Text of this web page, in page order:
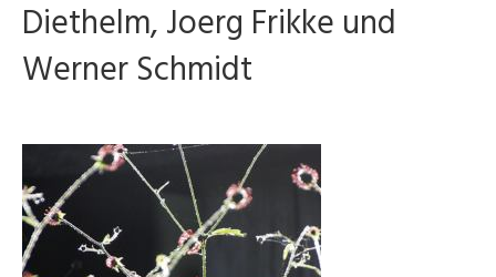
Diethelm, Joerg Frikke und
Werner Schmidt